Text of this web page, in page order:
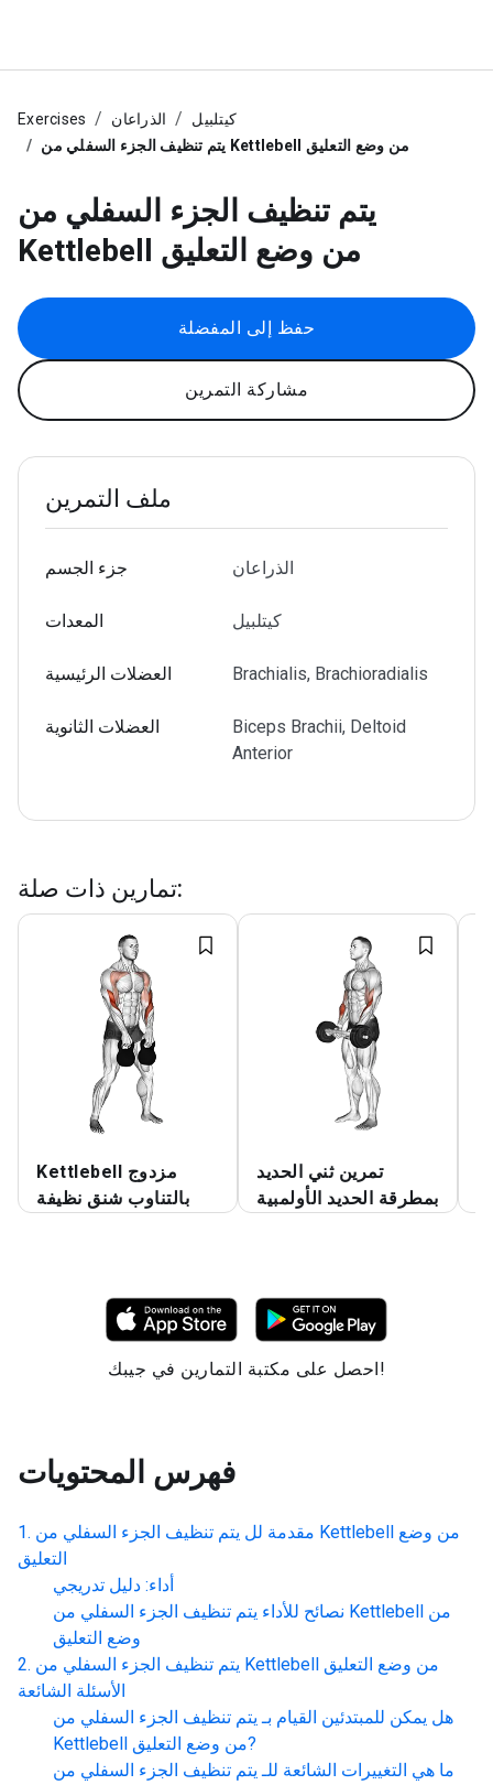
Exercises الذراعان
كيتلبيل
يتم تنظيف الجزء السفلي من Kettlebell من وضع التعليق
يتم تنظيف الجزء السفلي من
Kettlebell من وضع التعليق
حفظ إلى المفضلة
مشاركة التمرين
ملف التمرين
جزء الجسم الذراعان
المعدات كيتلبيل
العضلات الرئيسية Brachialis, Brachioradialis
العضلات الثانوية
Biceps Brachii, Deltoid
Anterior
تمارين ذات صلة:
Kettlebell مزدوج
بالتناوب شنق نظيفة
تمرين ثني الحديد
بمطرقة الحديد الأولمبية
احصل على مكتبة التمارين في جيبك!
فهرس المحتويات
مقدمة لل يتم تنظيف الجزء السفلي من Kettlebell من وضع
التعليق
أداء: دليل تدريجي
نصائح للأداء يتم تنظيف الجزء السفلي من Kettlebell من
وضع التعليق
يتم تنظيف الجزء السفلي من Kettlebell من وضع التعليق
الأسئلة الشائعة
هل يمكن للمبتدئين القيام بـ يتم تنظيف الجزء السفلي من
Kettlebell من وضع التعليق?
ما هي التغييرات الشائعة للـ يتم تنظيف الجزء السفلي من